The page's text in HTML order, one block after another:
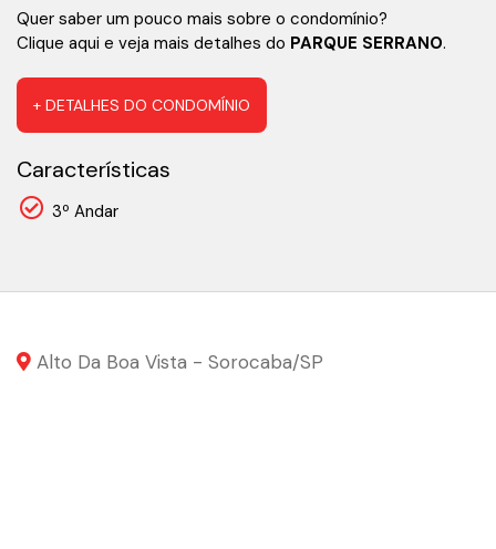
Quer saber um pouco mais sobre o condomínio?
Clique aqui e veja mais detalhes do PARQUE SERRANO.
+ DETALHES DO CONDOMÍNIO
Características
3º Andar
Alto Da Boa Vista - Sorocaba/SP